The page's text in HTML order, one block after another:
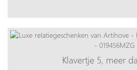
Klavertje 5, meer